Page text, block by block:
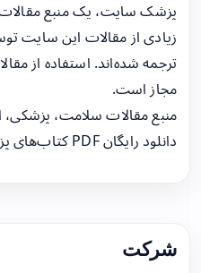
پزشک سایت، یک منبع
زیادی از مقالات این سایت
ترجمه شده‌اند. استفاده از
مجاز است.
منبع مقالات سلامت،
دانلود رایگان PDF کتاب‌های پزشکی.
شرکت